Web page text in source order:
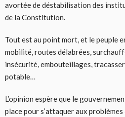
avortée de déstabilisation des
de la Constitution.
Tout est au point mort, et le peuple
mobilité, routes délabrées,
insécurité, embouteillages,
potable…
L’opinion espère que le
place pour s’attaquer aux